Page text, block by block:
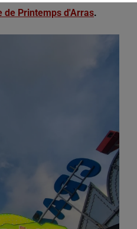
de Printemps d'Arras.